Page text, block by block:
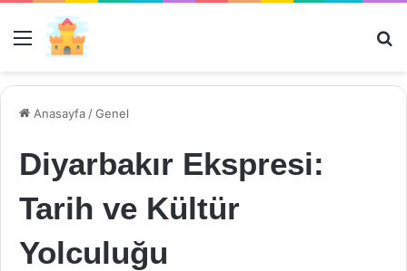
Menü
Anasayfa /Genel
Diyarbakır Ekspresi:
Tarih ve Kültür
Yolculuğu